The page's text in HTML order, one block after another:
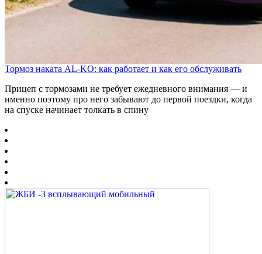
Тормоз наката AL-KO: как работает и как его обслуживать
Прицеп с тормозами не требует ежедневного внимания — и
именно поэтому про него забывают до первой поездки, когда
на спуске начинает толкать в спину